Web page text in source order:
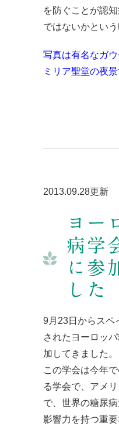
を防ぐことが認
ではないかとい
写真は有名なガ
ミリア聖堂の夜
2013.09.28更新
ヨー
病学
に参
した
9月23日からスペ
されたヨーロッ
加してきました。
この学会は今年
る学会で、アメ
で、世界の糖尿
影響力を持つ重要